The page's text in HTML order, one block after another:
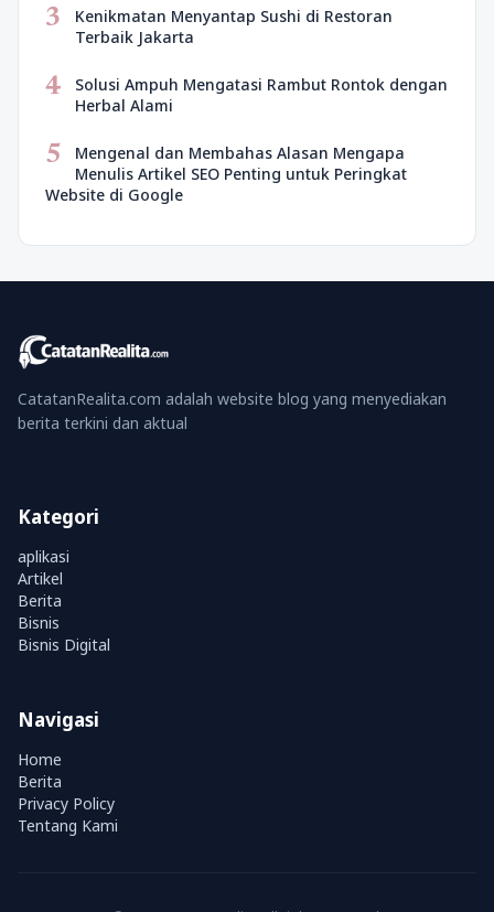
3
Kenikmatan Menyantap Sushi di Restoran
Terbaik Jakarta
4
Solusi Ampuh Mengatasi Rambut Rontok dengan
Herbal Alami
5
Mengenal dan Membahas Alasan Mengapa
Menulis Artikel SEO Penting untuk Peringkat
Website di Google
CatatanRealita.com adalah website blog yang menyediakan
berita terkini dan aktual
Kategori
aplikasi
Artikel
Berita
Bisnis
Bisnis Digital
Navigasi
Home
Berita
Privacy Policy
Tentang Kami